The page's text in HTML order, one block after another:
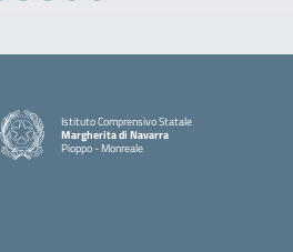
Istituto Comprensivo Statale
Margherita di Navarra
Pioppo - Monreale